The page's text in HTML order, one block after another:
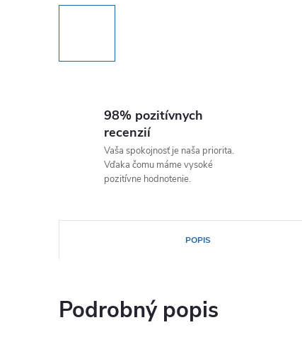
98% pozitívnych
recenzií
Vaša spokojnosť je naša priorita.
Vďaka čomu máme vysoké
pozitívne hodnotenie.
POPIS
Podrobný popis